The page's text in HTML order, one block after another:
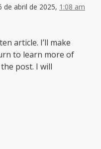
de abril de 2025, 1:08 am
article. I’ll make
to learn more of
post. I will